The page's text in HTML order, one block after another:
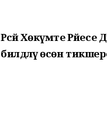
Рәсәй Хөкүмәте
билдәләү өсөн